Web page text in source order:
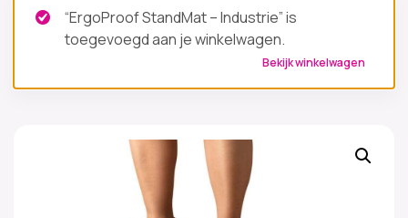
“ErgoProof StandMat – Industrie” is
toegevoegd aan je winkelwagen.
Bekijk winkelwagen